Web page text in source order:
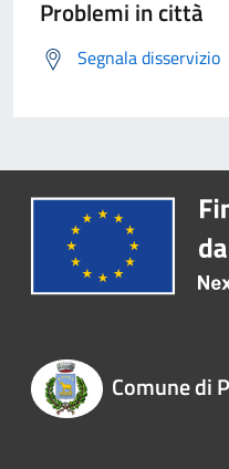
Problemi in città
Segnala disservizio
Comune di